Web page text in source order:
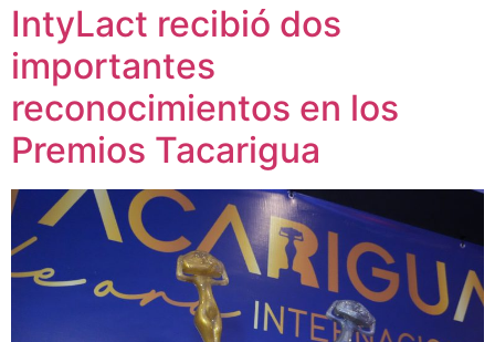
IntyLact recibió dos
importantes
reconocimientos en los
Premios Tacarigua